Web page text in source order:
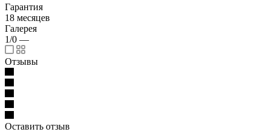
Гарантия
18 месяцев
Галерея
1/0 —
Отзывы
Оставить отзыв